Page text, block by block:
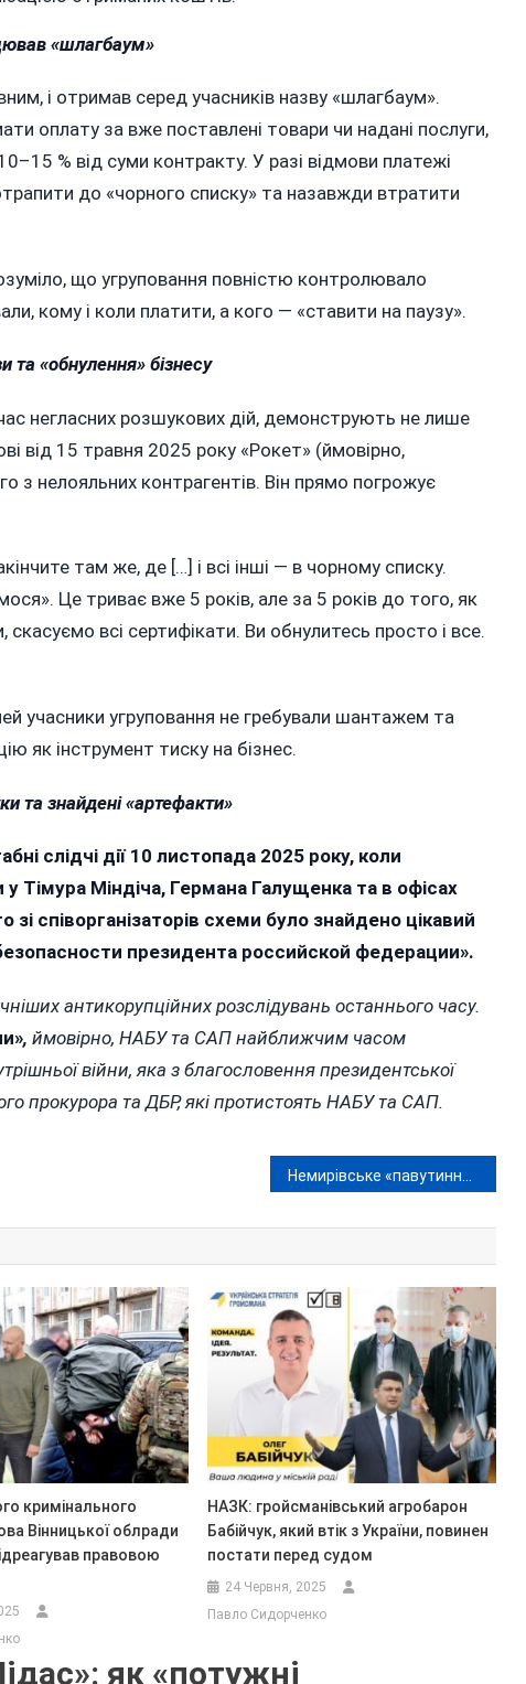
«шлагбаум»
і отримав серед учасників назву «шлагбаум».
оплату за вже поставлені товари чи надані послуги,
% від суми контракту. У разі відмови платежі
до «чорного списку» та назавжди втратити
що угруповання повністю контролювало
кому і коли платити, а кого — «ставити на паузу».
та «обнулення» бізнесу
негласних розшукових дій, демонструють не лише
від 15 травня 2025 року «Рокет» (ймовірно,
нелояльних контрагентів. Він прямо погрожує
там же, де […] і всі інші — в чорному списку.
Це триває вже 5 років, але за 5 років до того, як
скасуємо всі сертифікати. Ви обнулитесь просто і все.
учасники угруповання не гребували шантажем та
як інструмент тиску на бізнес.
та знайдені «артефакти»
слідчі дії 10 листопада 2025 року, коли
Міндіча, Германа Галущенка та в офісах
співорганізаторів схеми було знайдено цікавий
президента российской федерации».
антикорупційних розслідувань останнього часу.
, ймовірно, НАБУ та САП найближчим часом
війни, яка з благословення президентської
прокурора та ДБР, які протистоять НАБУ та САП.
кримінального
Вінницької облради
правовою
НАЗК: гройсманівський агробарон
Бабійчук, який втік з України, повинен
постати перед судом
24 Червня, 2025
Павло Сидорченко
як «потужні